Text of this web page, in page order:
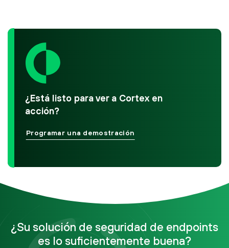
¿Está listo para ver a Cortex en
acción?
Programar una demostración
¿Su solución de seguridad de endpoints
es lo suficientemente buena?